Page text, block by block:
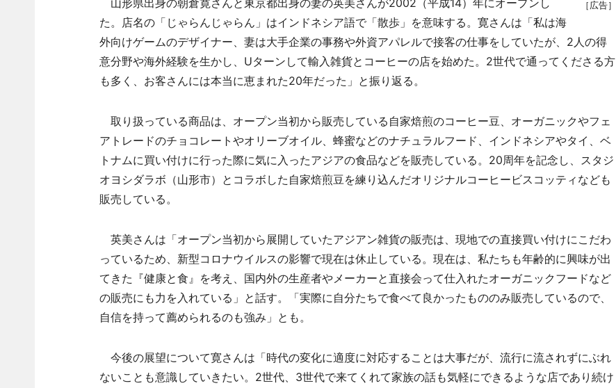
［広告］
山形県出身の朝倉寛さんと東京都出身の妻の英美さんが2002（平成14）年にオープンし
た。店名の「じゃらんじゃらん」はインドネシア語で「散歩」を意味する。寛さんは「私は海
外向けゲームのデザイナー、妻は大手企業の事務や外資アパレルで接客の仕事をしていたが、2人の得
意分野や海外経験を生かし、Uターンして輸入雑貨とコーヒーの店を始めた。2世代で通ってくださる方
も多く、お客さんには本当に恵まれた20年だった」と振り返る。
取り扱っている商品は、オープン当初から販売している自家焙煎のコーヒー豆、オーガニックやフェ
アトレードのチョコレートやオリーブオイル、蜂蜜などのナチュラルフード、インドネシアやタイ、ベ
トナムに買い付けに行った際に気に入ったアジアの食品などを販売している。20周年を記念し、スタジ
オヨシダラボ（山形市）とコラボした自家焙煎豆を練り込んだオリジナルコーヒービスコッティなども
販売している。
英美さんは「オープン当初から展開していたアジアン雑貨の販売は、現地での直接買い付けにこだわ
っているため、新型コロナウイルスの影響で現在は休止している。現在は、私たちも年齢的に興味が出
てきた『健康と食』を考え、国内外の生産者やメーカーと直接会って仕入れたオーガニックフードなど
の販売にも力を入れている」と話す。「実際に自分たちで食べて良かったもののみ販売しているので、
自信を持って薦められるのも強み」とも。
今後の展望について寛さんは「時代の変化に適度に対応することは大事だが、流行に流されずにぶれ
ないことも意識していきたい。2世代、3世代で来てくれて家族の話も気軽にできるような店であり続け